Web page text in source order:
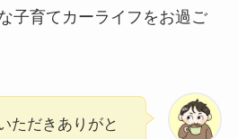
子育てカーライフをお過ご
ただきありがと